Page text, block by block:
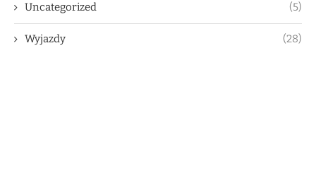
Uncategorized (5)
Wyjazdy (28)